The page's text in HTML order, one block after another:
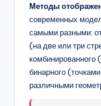
Методы
современных
самыми разными:
(на две или три
комбинированного
бинарного
различными